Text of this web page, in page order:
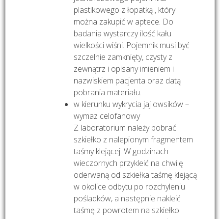
plastikowego z łopatką , który
można zakupić w aptece. Do
badania wystarczy ilość kału
wielkości wiśni. Pojemnik musi być
szczelnie zamknięty, czysty z
zewnątrz i opisany imieniem i
nazwiskiem pacjenta oraz datą
pobrania materiału.
w kierunku wykrycia jaj owsików –
wymaz celofanowy
Z laboratorium należy pobrać
szkiełko z nalepionym fragmentem
taśmy klejącej. W godzinach
wieczornych przykleić na chwilę
oderwaną od szkiełka taśmę klejącą
w okolice odbytu po rozchyleniu
pośladków, a następnie nakleić
taśmę z powrotem na szkiełko